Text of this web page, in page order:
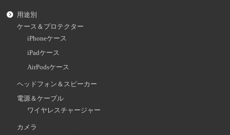
用途別
ケース＆プロテクター
iPhoneケース
iPadケース
AirPodsケース
ヘッドフォン＆スピーカー
電源＆ケーブル
ワイヤレスチャージャー
カメラ